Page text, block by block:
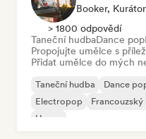
Booker,
> 1800 odpovědí
Taneční hudbaDance pop
Propojujte umělce s
Přidat umělce do mých
Taneční hudba Dance
Electropop
Francouzský
House